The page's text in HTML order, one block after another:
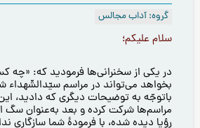
گروه: آداب مجالس
سلام عليكم؛
در يكى از سخنرانى‌ها فرموديد كه: «چه
بخواهد می‌تواند در مراسم سیّدالشّهداء
باتوجّه به توضیحات دیگری که دادید،
مراسم‌ها شرکت کرده و بعد به‌عنوان سگ
رؤيا ديده شده، با فرمودۀ شما سازگارى